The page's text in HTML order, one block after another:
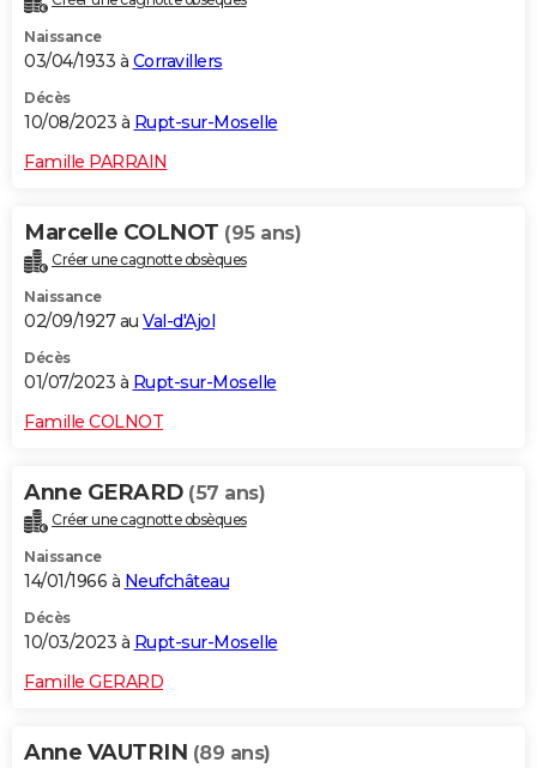
Naissance
03/04/1933 à Corravillers
Décès
10/08/2023 à Rupt-sur-Moselle
Famille PARRAIN
Marcelle COLNOT (95 ans)
Créer une cagnotte obsèques
Naissance
02/09/1927 au Val-d'Ajol
Décès
01/07/2023 à Rupt-sur-Moselle
Famille COLNOT
Anne GERARD (57 ans)
Créer une cagnotte obsèques
Naissance
14/01/1966 à Neufchâteau
Décès
10/03/2023 à Rupt-sur-Moselle
Famille GERARD
Anne VAUTRIN (89 ans)